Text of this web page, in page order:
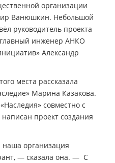
организации
Ванюшкин. Небольшой
руководитель проекта
инженер АНКО
Александр
места рассказала
Марина Казакова.
совместно с
проект создания
наша организация
— сказала она. — С